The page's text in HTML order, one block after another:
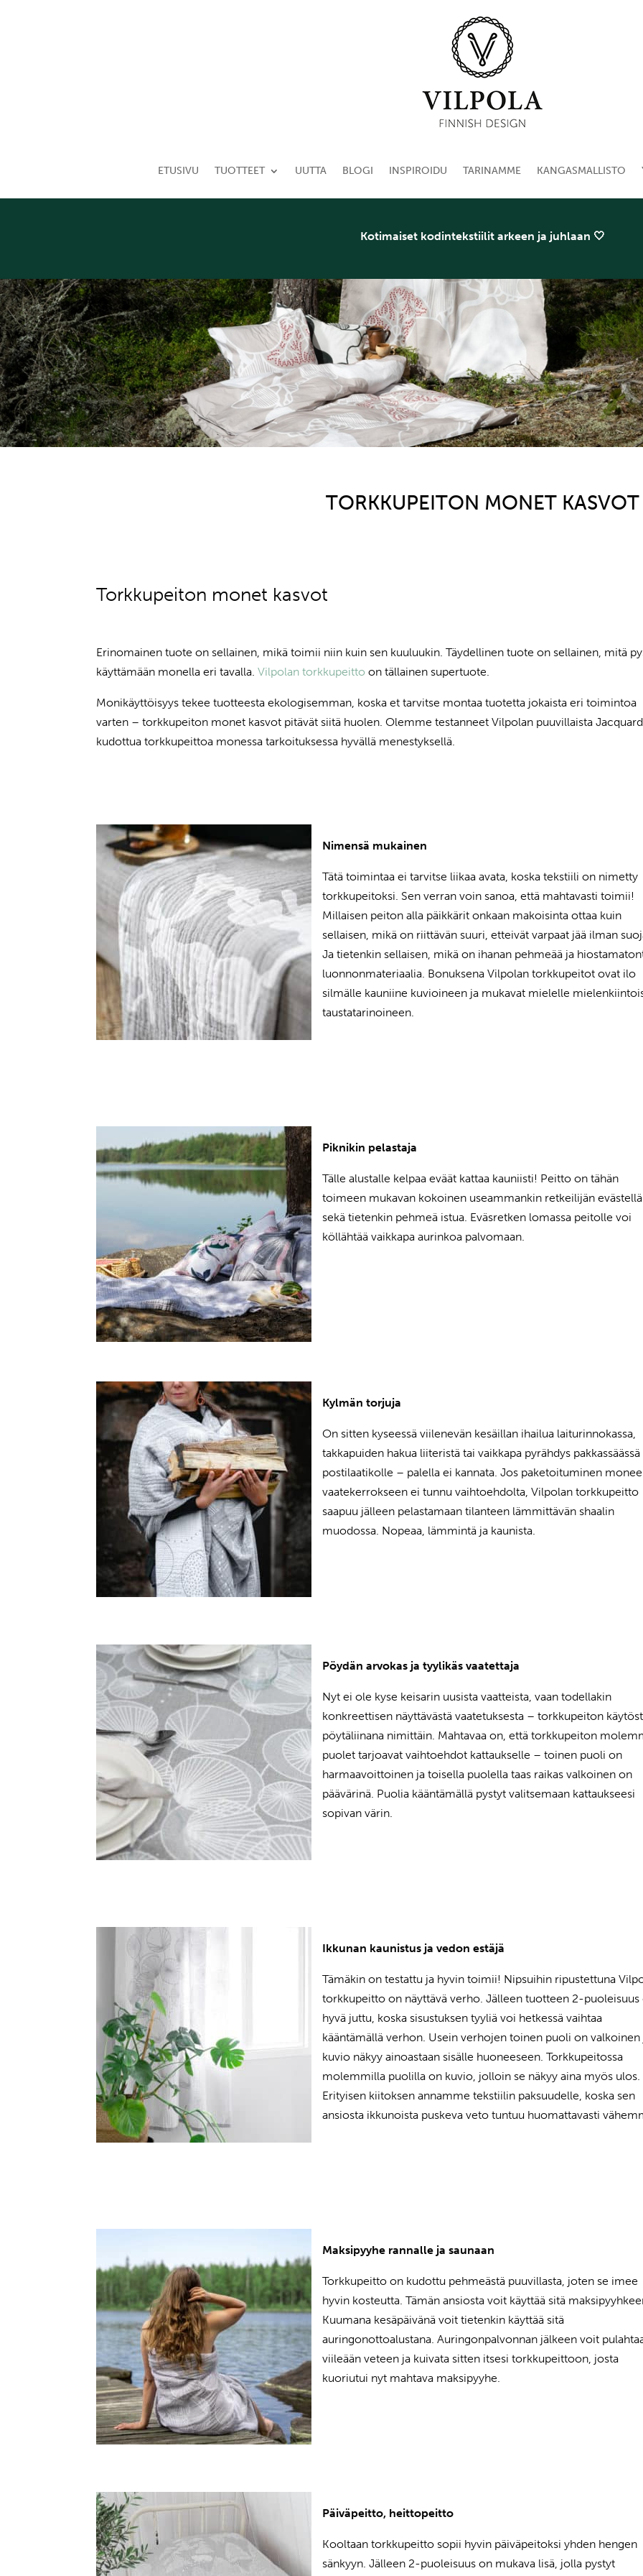
ETUSIVU TUOTTEET UUTTA BLOGI INSPIROIDU TARINAMME KANGASMALLISTO
Kotimaiset kodintekstiilit arkeen ja juhlaan 🤍
TORKKUPEITON MONET KASVOT
Torkkupeiton monet kasvot
Erinomainen tuote on sellainen, mikä toimii niin kuin sen kuuluukin. Täydellinen tuote on sellainen, mitä
käyttämään monella eri tavalla. Vilpolan torkkupeitto on tällainen supertuote.
Monikäyttöisyys tekee tuotteesta ekologisemman, koska et tarvitse montaa tuotetta jokaista eri toimintoa
varten – torkkupeiton monet kasvot pitävät siitä huolen. Olemme testanneet Vilpolan puuvillaista
kudottua torkkupeittoa monessa tarkoituksessa hyvällä menestyksellä.
Nimensä mukainen
Tätä toimintaa ei tarvitse liikaa avata, koska tekstiili on nimetty
torkkupeitoksi. Sen verran voin sanoa, että mahtavasti toimii!
Millaisen peiton alla päikkärit onkaan makoisinta ottaa kuin
sellaisen, mikä on riittävän suuri, etteivät varpaat jää ilman
Ja tietenkin sellaisen, mikä on ihanan pehmeää ja
luonnonmateriaalia. Bonuksena Vilpolan torkkupeitot ovat ilo
silmälle kauniine kuvioineen ja mukavat mielelle
taustatarinoineen.
Piknikin pelastaja
Tälle alustalle kelpaa eväät kattaa kauniisti! Peitto on tähän
toimeen mukavan kokoinen useammankin retkeilijän evästellä
sekä tietenkin pehmeä istua. Eväsretken lomassa peitolle voi
köllähtää vaikkapa aurinkoa palvomaan.
Kylmän torjuja
On sitten kyseessä viilenevän kesäillan ihailua laiturinnokassa,
takkapuiden hakua liiteristä tai vaikkapa pyrähdys pakkassäässä
postilaatikolle – palella ei kannata. Jos paketoituminen
vaatekerrokseen ei tunnu vaihtoehdolta, Vilpolan torkkupeitto
saapuu jälleen pelastamaan tilanteen lämmittävän shaalin
muodossa. Nopeaa, lämmintä ja kaunista.
Pöydän arvokas ja tyylikäs vaatettaja
Nyt ei ole kyse keisarin uusista vaatteista, vaan todellakin
konkreettisen näyttävästä vaatetuksesta – torkkupeiton
pöytäliinana nimittäin. Mahtavaa on, että torkkupeiton
puolet tarjoavat vaihtoehdot kattaukselle – toinen puoli on
harmaavoittoinen ja toisella puolella taas raikas valkoinen on
päävärinä. Puolia kääntämällä pystyt valitsemaan kattaukseesi
sopivan värin.
Ikkunan kaunistus ja vedon estäjä
Tämäkin on testattu ja hyvin toimii! Nipsuihin ripustettuna
torkkupeitto on näyttävä verho. Jälleen tuotteen 2-puoleisuus
hyvä juttu, koska sisustuksen tyyliä voi hetkessä vaihtaa
kääntämällä verhon. Usein verhojen toinen puoli on valkoinen
kuvio näkyy ainoastaan sisälle huoneeseen. Torkkupeitossa
molemmilla puolilla on kuvio, jolloin se näkyy aina myös ulos.
Erityisen kiitoksen annamme tekstiilin paksuudelle, koska sen
ansiosta ikkunoista puskeva veto tuntuu huomattavasti
Maksipyyhe rannalle ja saunaan
Torkkupeitto on kudottu pehmeästä puuvillasta, joten se imee
hyvin kosteutta. Tämän ansiosta voit käyttää sitä
Kuumana kesäpäivänä voit tietenkin käyttää sitä
auringonottoalustana. Auringonpalvonnan jälkeen voit
viileään veteen ja kuivata sitten itsesi torkkupeittoon, josta
kuoriutui nyt mahtava maksipyyhe.
Päiväpeitto, heittopeitto
Kooltaan torkkupeitto sopii hyvin päiväpeitoksi yhden hengen
sänkyyn. Jälleen 2-puoleisuus on mukava lisä, jolla pystyt